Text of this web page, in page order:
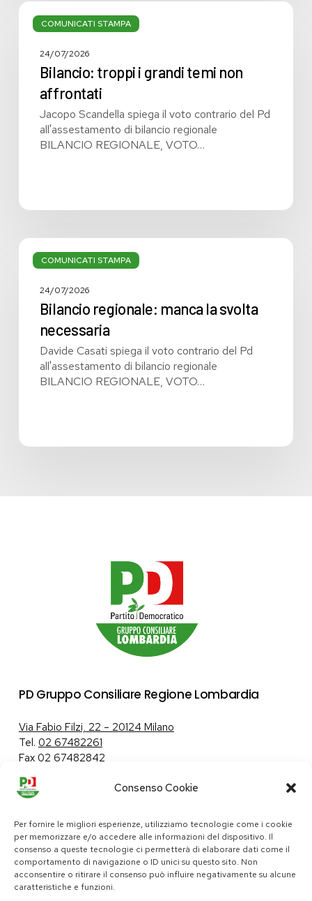
Consenso Cookie
Per fornire le migliori esperienze, utilizziamo tecnologie come i cookie
per memorizzare e/o accedere alle informazioni del dispositivo. Il
consenso a queste tecnologie ci permetterà di elaborare dati come il
comportamento di navigazione o ID unici su questo sito. Non
acconsentire o ritirare il consenso può influire negativamente su alcune
caratteristiche e funzioni.
COMUNICATI STAMPA
Bilancio:
troppi
grandi
affrontati
24/07/2026
Bilancio: troppi i grandi temi non
affrontati
Jacopo Scandella spiega il voto contrario del Pd
all'assestamento di bilancio regionale
BILANCIO REGIONALE, VOTO…
COMUNICATI STAMPA
Bilancio
regionale:
svolta
24/07/2026
Bilancio regionale: manca la svolta
necessaria
Davide Casati spiega il voto contrario del Pd
all'assestamento di bilancio regionale
BILANCIO REGIONALE, VOTO…
PD Gruppo Consiliare Regione Lombardia
Via Fabio Filzi, 22 – 20124 Milano
Tel. 02 67482261
Fax 02 67482842
Tutela dei dati personali|Politica sui cookie
pd@consiglio.regione.lombardia.it
ufficiostampa.pd@consiglio.regione.lombardia.it